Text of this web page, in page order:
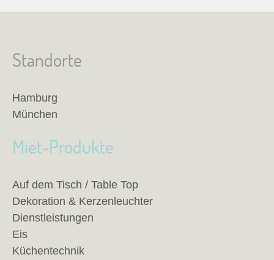
Standorte
Hamburg
München
Miet-Produkte
Auf dem Tisch / Table Top
Dekoration & Kerzenleuchter
Dienstleistungen
Eis
Küchentechnik